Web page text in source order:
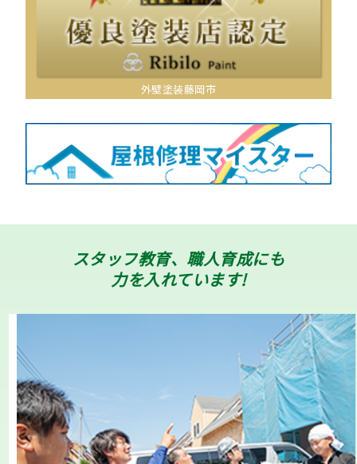
外壁塗装藤岡市
スタッフ教育、職人育成にも
力を入れています!